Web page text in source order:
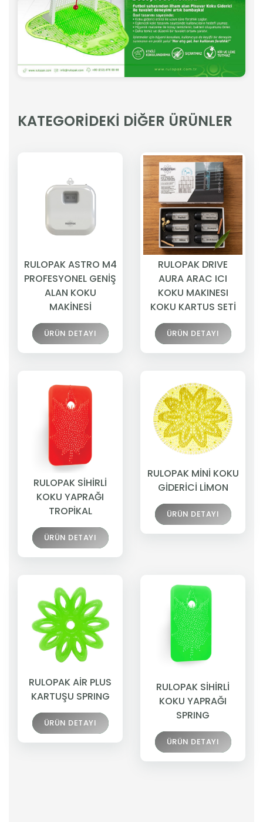
KATEGORİDEKİ DİĞER ÜRÜNLER
RULOPAK ASTRO M4
PROFESYONEL GENİŞ
ALAN KOKU
MAKİNESİ
ÜRÜN DETAYI
RULOPAK DRIVE
AURA ARAC ICI
KOKU MAKINESI
KOKU KARTUS SETİ
ÜRÜN DETAYI
RULOPAK SİHİRLİ
KOKU YAPRAĞI
TROPİKAL
ÜRÜN DETAYI
RULOPAK MİNİ KOKU
GİDERİCİ LİMON
ÜRÜN DETAYI
RULOPAK AİR PLUS
KARTUŞU SPRING
ÜRÜN DETAYI
RULOPAK SİHİRLİ
KOKU YAPRAĞI
SPRING
ÜRÜN DETAYI